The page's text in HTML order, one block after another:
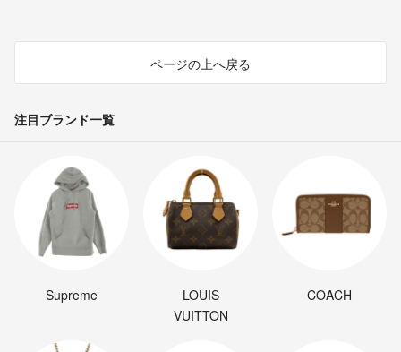
ページの上へ戻る
注目ブランド一覧
Supreme
LOUIS
VUITTON
COACH